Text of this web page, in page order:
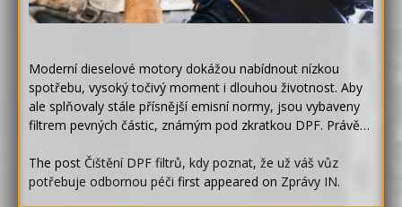
Moderní dieselové motory dokážou nabídnout nízkou
spotřebu, vysoký točivý moment i dlouhou životnost. Aby
ale splňovaly stále přísnější emisní normy, jsou vybaveny
filtrem pevných částic, známým pod zkratkou DPF. Právě…
The post Čištění DPF filtrů, kdy poznat, že už váš vůz
potřebuje odbornou péči first appeared on Zprávy IN.